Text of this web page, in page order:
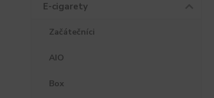
E-cigarety
Začátečníci
AIO
Box